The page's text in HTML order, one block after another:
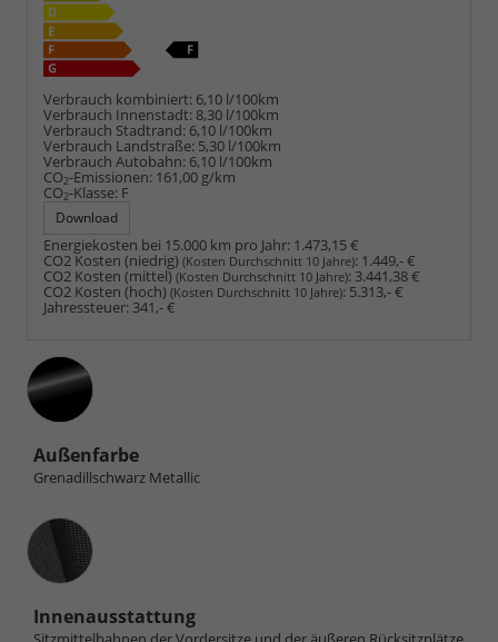
Verbrauch kombiniert: 6,10 l/100km
Verbrauch Innenstadt: 8,30 l/100km
Verbrauch Stadtrand: 6,10 l/100km
Verbrauch Landstraße: 5,30 l/100km
Verbrauch Autobahn: 6,10 l/100km
CO2-Emissionen: 161,00 g/km
CO2-Klasse: F
Download
Energiekosten bei 15.000 km pro Jahr: 1.473,15 €
CO2 Kosten (niedrig) (Kosten Durchschnitt 10 Jahre): 1.449,- €
CO2 Kosten (mittel) (Kosten Durchschnitt 10 Jahre): 3.441,38 €
CO2 Kosten (hoch) (Kosten Durchschnitt 10 Jahre): 5.313,- €
Jahressteuer: 341,- €
Außenfarbe
Grenadillschwarz Metallic
Innenausstattung
Innenausstattung